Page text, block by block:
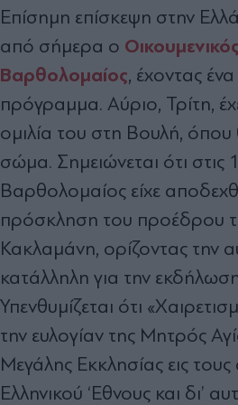
Επίσημη επίσκεψη στην
από σήμερα ο
Βαρθολομαίος, έχοντας
πρόγραμμα. Αύριο, Τρίτη,
ομιλία του στη Βουλή,
σώμα. Σημειώνεται ότι
Βαρθολομαίος είχε
πρόσκληση του προέδρου
Κακλαμάνη, ορίζοντας την
κατάλληλη για την
Υπενθυμίζεται ότι
την ευλογίαν της Μητρός
Μεγάλης Εκκλησίας εις
Ελληνικού ‘Εθνους και δι’